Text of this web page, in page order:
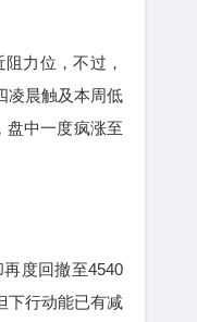
力位，不过，
凌晨触及本周低
盘中一度疯涨至
度回撤至4540
下行动能已有减